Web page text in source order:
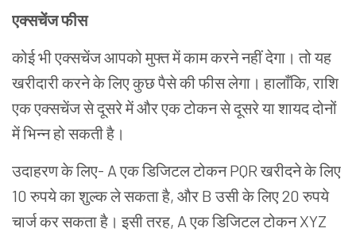
एक्सचेंजफीस
कोईभीएक्सचेंजआपकोमुफ्तमेंकामकरनेनहींदेगा। तोयह
खरीदारीकरनेकेलिएकुछपैसेकीफीसलेगा। हालाँकि,राशि
एकएक्सचेंजसेदूसरेमेंऔरएकटोकनसेदूसरेयाशायददोनों
मेंभिन्नहोसकतीहै।
उदाहरणकेलिए- AएकडिजिटलटोकनPQRखरीदनेकेलिए
10रुपयेकाशुल्कलेसकताहै, और Bउसीकेलिए20रुपये
चार्जकरसकताहै। इसीतरह, AएकडिजिटलटोकनXYZ